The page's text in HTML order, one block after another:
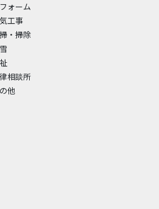
ォーム
工事
・掃除
相談所
他